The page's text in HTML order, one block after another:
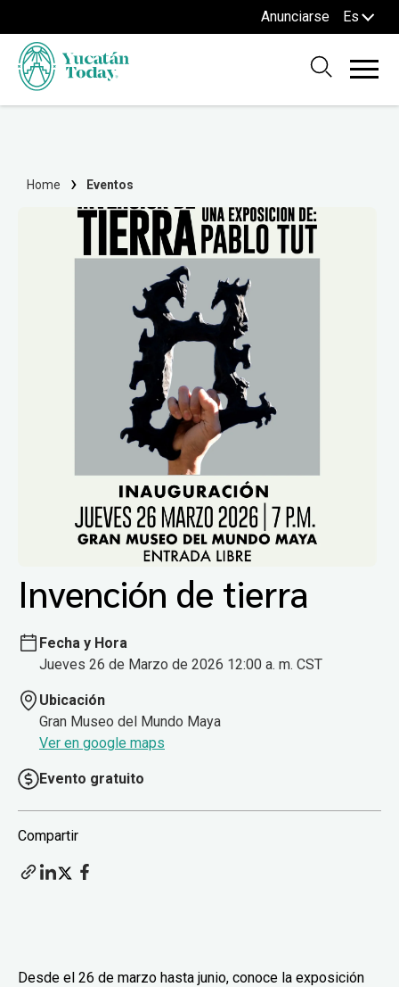
Anunciarse Es
Home Eventos
Invención de tierra
Fecha y Hora
Jueves 26 de Marzo de 2026 12:00 a. m. CST
Ubicación
Gran Museo del Mundo Maya
Ver en google maps
Evento gratuito
Compartir
Desde el 26 de marzo hasta junio, conoce la exposición